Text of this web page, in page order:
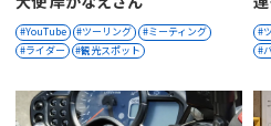
YouTube ツーリング
ミーティング
ライダー
観光スポット